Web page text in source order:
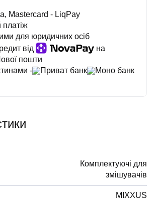
Mastercard - LiqPay
для юридичних осіб
від
на
пошти
-
Приват банк
Моно банк
Комплектуючі для
змішувачів
MIXXUS